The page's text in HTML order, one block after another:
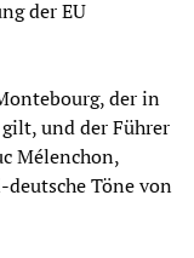
der EU
der in
und der Führer
Mélenchon,
Töne von